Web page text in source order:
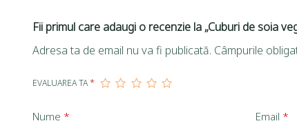
Fii primul care adaugi o recenzie la „Cuburi de soia
Adresa ta de email nu va fi publicată. Câmpurile
EVALUAREA TA*
Nume * Email *